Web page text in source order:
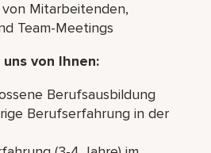
Mitarbeitenden,
Team-Meetings
von Ihnen:
Berufsausbildung
Berufserfahrung in der